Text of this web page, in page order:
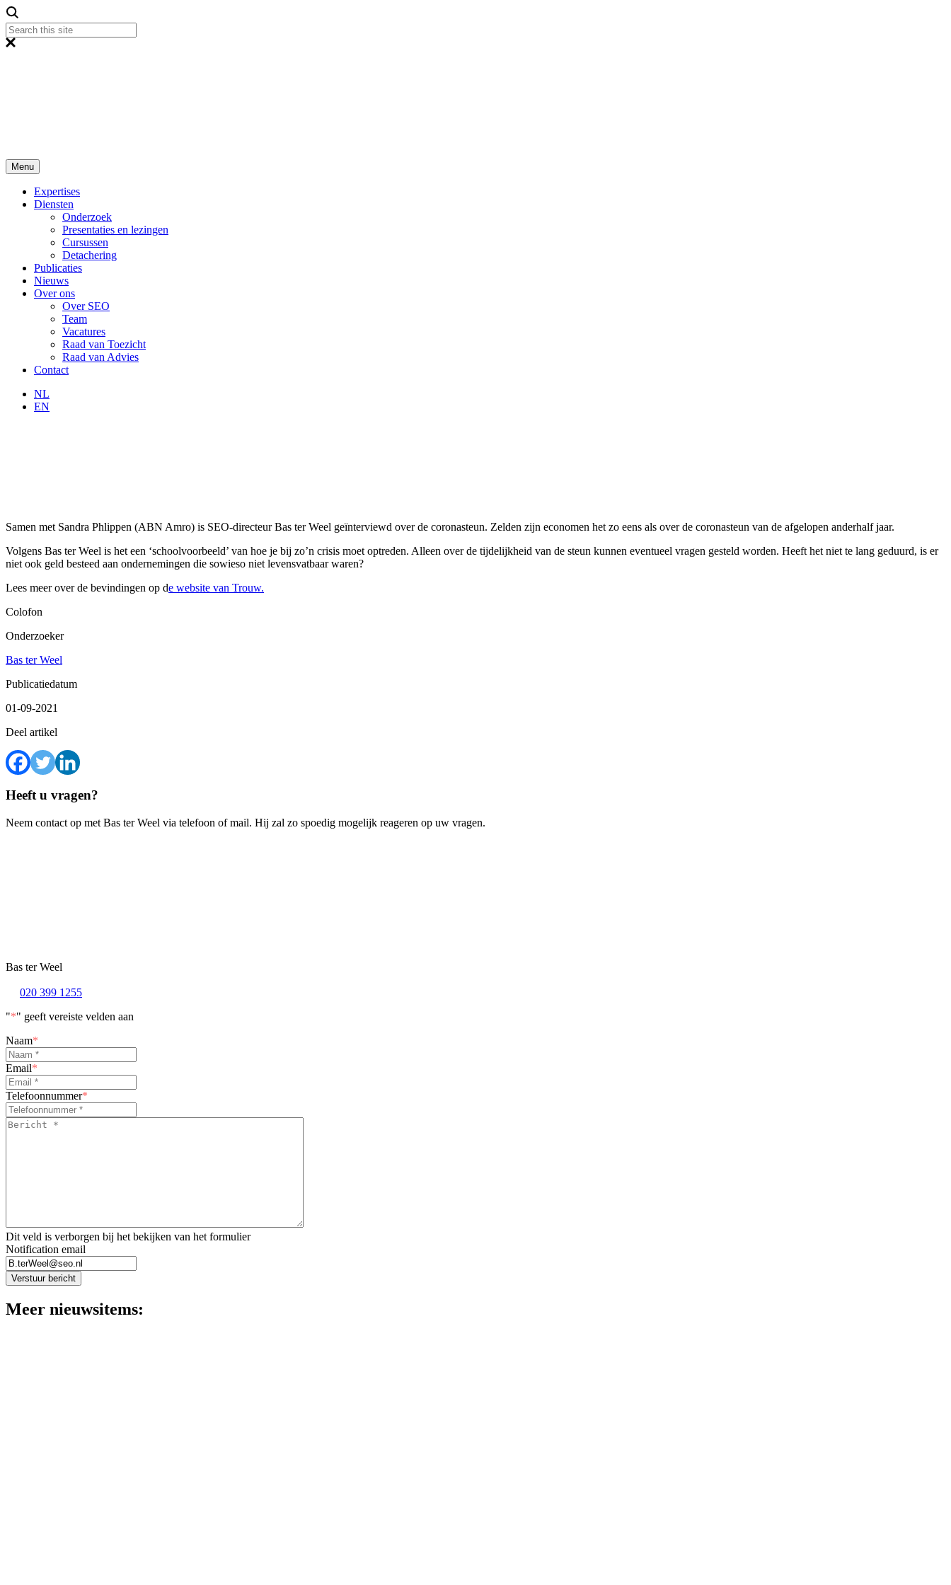
Menu
Expertises
Diensten
Onderzoek
Presentaties en lezingen
Cursussen
Detachering
Publicaties
Nieuws
Over ons
Over SEO
Team
Vacatures
Raad van Toezicht
Raad van Advies
Contact
NL
EN
Samen met Sandra Phlippen (ABN Amro) is SEO-directeur Bas ter Weel geïnterviewd over de coronasteun. Zelden zijn economen het zo eens als over de coronasteun van de afgelopen anderhalf jaar.
Volgens Bas ter Weel is het een ‘schoolvoorbeeld’ van hoe je bij zo’n crisis moet optreden. Alleen over de tijdelijkheid van de steun kunnen eventueel vragen gesteld worden. Heeft het niet te lang geduurd, is er
niet ook geld besteed aan ondernemingen die sowieso niet levensvatbaar waren?
Lees meer over de bevindingen op de website van Trouw.
Colofon
Onderzoeker
Bas ter Weel
Publicatiedatum
01-09-2021
Deel artikel
Heeft u vragen?
Neem contact op met Bas ter Weel via telefoon of mail. Hij zal zo spoedig mogelijk reageren op uw vragen.
Bas ter Weel
020 399 1255
"*" geeft vereiste velden aan
Naam*
Email*
Telefoonnummer*
Bericht
Dit veld is verborgen bij het bekijken van het formulier
Notification email
Verstuur bericht
Meer nieuwsitems: